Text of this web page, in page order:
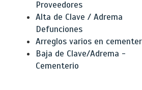
Proveedores
Alta de Clave / Adrema
Defunciones
Arreglos varios en
Baja de Clave/Adrema -
Cementerio